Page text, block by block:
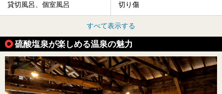
貸切風呂、個室風呂 切り傷
すべて表示する
硫酸塩泉が楽しめる温泉の魅力